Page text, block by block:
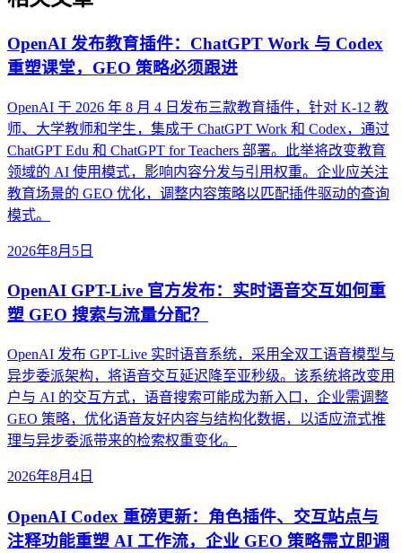
OpenAI 发布教育插件：ChatGPT Work 与 Codex
重塑课堂，GEO 策略必须跟进
OpenAI 于 2026 年 8 月 4 日发布三款教育插件，针对 K-12 教
师、大学教师和学生，集成于 ChatGPT Work 和 Codex，通过
ChatGPT Edu 和 ChatGPT for Teachers 部署。此举将改变教育
领域的 AI 使用模式，影响内容分发与引用权重。企业应关注
教育场景的 GEO 优化，调整内容策略以匹配插件驱动的查询
模式。
2026年8月5日
OpenAI GPT-Live 官方发布：实时语音交互如何重
塑 GEO 搜索与流量分配？
OpenAI 发布 GPT-Live 实时语音系统，采用全双工语音模型与
异步委派架构，将语音交互延迟降至亚秒级。该系统将改变用
户与 AI 的交互方式，语音搜索可能成为新入口，企业需调整
GEO 策略，优化语音友好内容与结构化数据，以适应流式推
理与异步委派带来的检索权重变化。
2026年8月4日
OpenAI Codex 重磅更新：角色插件、交互站点与
注释功能重塑 AI 工作流，企业 GEO 策略需立即调